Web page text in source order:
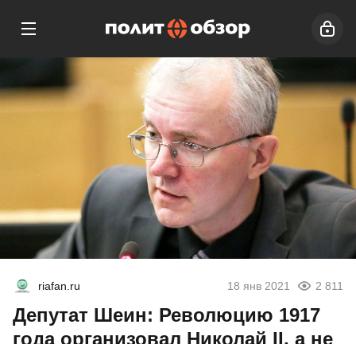
riafan.ru 18 янв 2021 2 811
Депутат Шеин: Революцию 1917
года организовал Николай II, а не